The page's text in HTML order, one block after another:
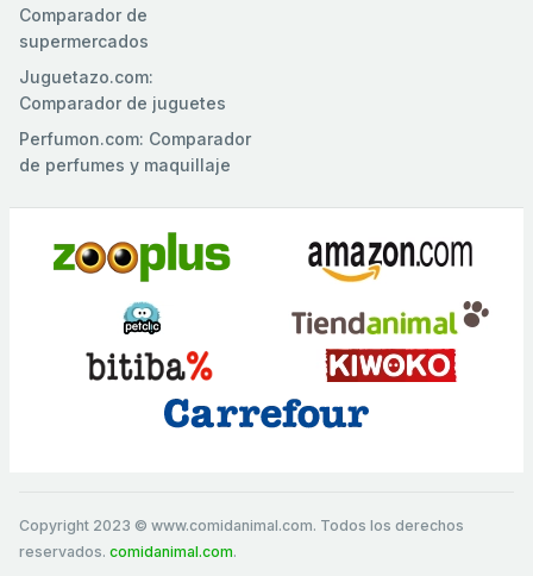
Comparador de
supermercados
Juguetazo.com:
Comparador de juguetes
Perfumon.com: Comparador
de perfumes y maquillaje
Copyright 2023 © www.comidanimal.com. Todos los derechos
reservados. comidanimal.com.